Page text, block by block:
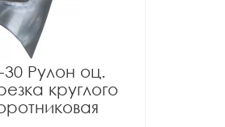
Рулон оц.
круглого